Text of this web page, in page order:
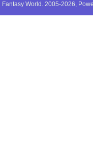
World. 2005-2026,